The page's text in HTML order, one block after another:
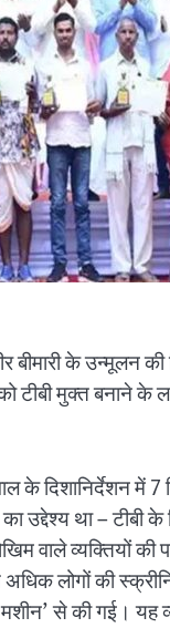
बीमारी के उन्मूलन
टीबी मुक्त बनाने के
के दिशानिर्देशन में
था – टीबी के
वाले व्यक्तियों
लोगों की
से की गई। यह